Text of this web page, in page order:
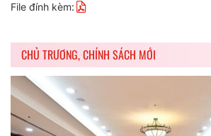
File đính kèm:
CHỦ TRƯƠNG, CHÍNH SÁCH MỚI